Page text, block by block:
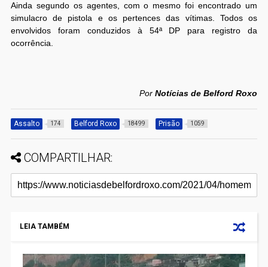
Ainda segundo os agentes, com o mesmo foi encontrado um
simulacro de pistola e os pertences das vítimas. Todos os
envolvidos foram conduzidos à 54ª DP para registro da
ocorrência.
PorNotícias de Belford Roxo
Assalto 174 Belford Roxo 18499 Prisão 1059
COMPARTILHAR:
LEIA TAMBÉM